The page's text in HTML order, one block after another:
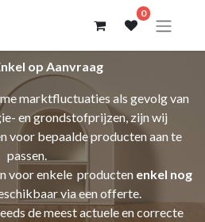
0
op Aanvraag
marktfluctuaties als gevolg van
en grondstofprijzen, zijn wij
voor bepaalde producten aan te
passen.
voor enkele producten enkel nog
via een offerte.
de meest actuele en correcte